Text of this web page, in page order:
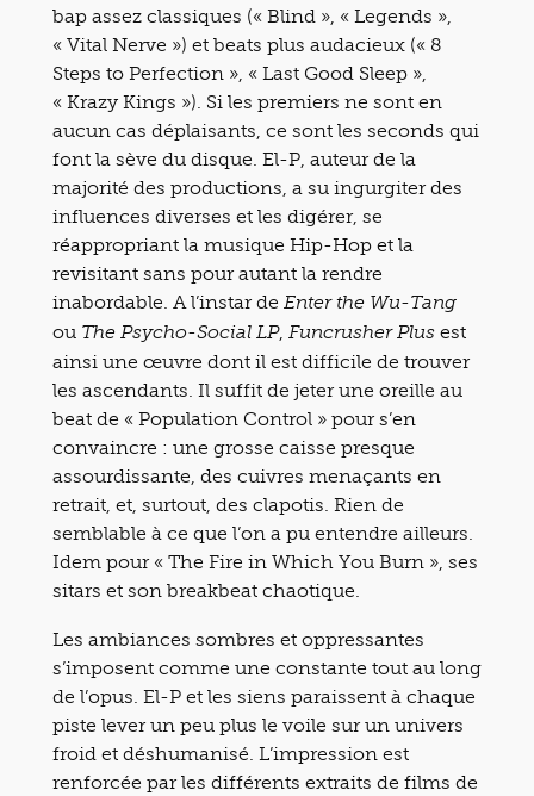
bap assez classiques (« Blind », « Legends »,
« Vital Nerve ») et beats plus audacieux (« 8
Steps to Perfection », « Last Good Sleep »,
« Krazy Kings »). Si les premiers ne sont en
aucun cas déplaisants, ce sont les seconds qui
font la sève du disque. El-P, auteur de la
majorité des productions, a su ingurgiter des
influences diverses et les digérer, se
réappropriant la musique Hip-Hop et la
revisitant sans pour autant la rendre
inabordable. A l’instar de Enter the Wu-Tang
ou The Psycho-Social LP, Funcrusher Plus est
ainsi une œuvre dont il est difficile de trouver
les ascendants. Il suffit de jeter une oreille au
beat de « Population Control » pour s’en
convaincre : une grosse caisse presque
assourdissante, des cuivres menaçants en
retrait, et, surtout, des clapotis. Rien de
semblable à ce que l’on a pu entendre ailleurs.
Idem pour « The Fire in Which You Burn », ses
sitars et son breakbeat chaotique.
Les ambiances sombres et oppressantes
s’imposent comme une constante tout au long
de l’opus. El-P et les siens paraissent à chaque
piste lever un peu plus le voile sur un univers
froid et déshumanisé. L’impression est
renforcée par les différents extraits de films de